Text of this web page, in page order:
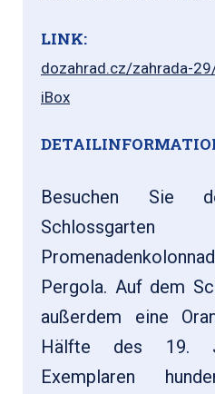
LINK:
dozahrad.cz/zahrada-
iBox
Besuchen Sie
Pergola. Auf dem
außerdem eine
Hälfte des 19.
Exemplaren